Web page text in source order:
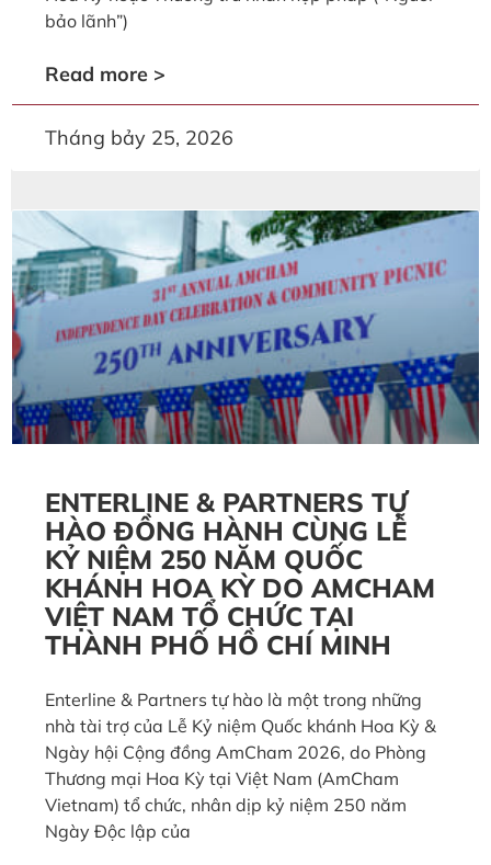
bảo lãnh”)
Read more >
Tháng bảy 25, 2026
ENTERLINE & PARTNERS TỰ
HÀO ĐỒNG HÀNH CÙNG LỄ
KỶ NIỆM 250 NĂM QUỐC
KHÁNH HOA KỲ DO AMCHAM
VIỆT NAM TỔ CHỨC TẠI
THÀNH PHỐ HỒ CHÍ MINH
Enterline & Partners tự hào là một trong những
nhà tài trợ của Lễ Kỷ niệm Quốc khánh Hoa Kỳ &
Ngày hội Cộng đồng AmCham 2026, do Phòng
Thương mại Hoa Kỳ tại Việt Nam (AmCham
Vietnam) tổ chức, nhân dịp kỷ niệm 250 năm
Ngày Độc lập của